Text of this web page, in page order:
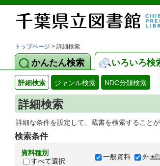
トップページ > 詳細検索
かんたん検索 いろいろ検
詳細検索 ジャンル検索 NDC分類検索
詳細検索
詳細な条件を設定して、蔵書を検索することが
検索条件
資料種別
すべて選択
一般資料 外国